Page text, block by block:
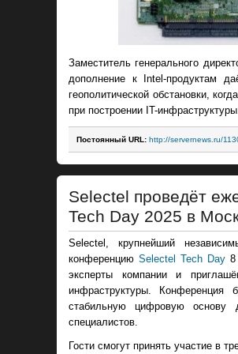
Заместитель генерального
дополнение к Intel-продуктам
геополитической обстановки,
при построении IT-
Постоянный URL: http://servernews.ru/
Selectel проведёт
Tech Day 2025 в
Selectel, крупнейший
конференцию Selectel Tech Day 8
эксперты компании и
инфраструктуры. Конференция
стабильную цифровую основу
специалистов.
Гости смогут принять участие в